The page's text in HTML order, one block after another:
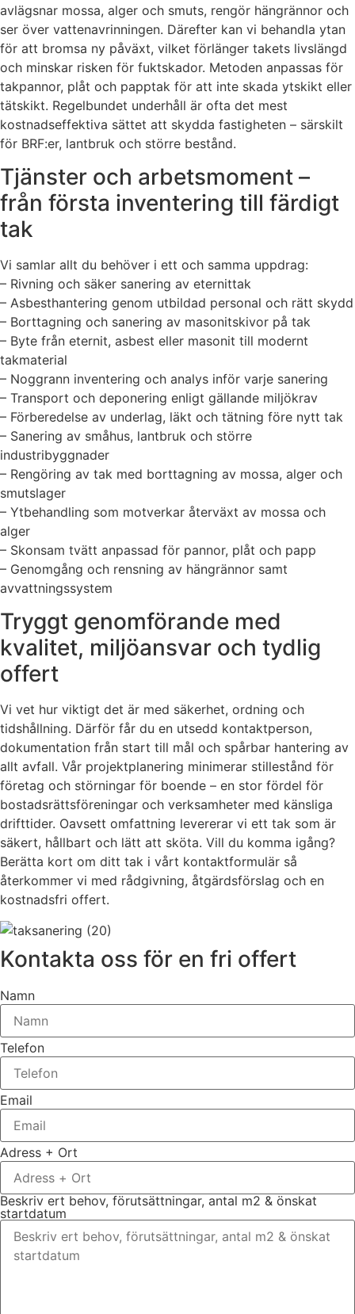
avlägsnar mossa, alger och smuts, rengör hängrännor och
ser över vattenavrinningen. Därefter kan vi behandla ytan
för att bromsa ny påväxt, vilket förlänger takets livslängd
och minskar risken för fuktskador. Metoden anpassas för
takpannor, plåt och papptak för att inte skada ytskikt eller
tätskikt. Regelbundet underhåll är ofta det mest
kostnadseffektiva sättet att skydda fastigheten – särskilt
för BRF:er, lantbruk och större bestånd.
Tjänster och arbetsmoment –
från första inventering till färdigt
tak
Vi samlar allt du behöver i ett och samma uppdrag:
– Rivning och säker sanering av eternittak
– Asbesthantering genom utbildad personal och rätt skydd
– Borttagning och sanering av masonitskivor på tak
– Byte från eternit, asbest eller masonit till modernt
takmaterial
– Noggrann inventering och analys inför varje sanering
– Transport och deponering enligt gällande miljökrav
– Förberedelse av underlag, läkt och tätning före nytt tak
– Sanering av småhus, lantbruk och större
industribyggnader
– Rengöring av tak med borttagning av mossa, alger och
smutslager
– Ytbehandling som motverkar återväxt av mossa och
alger
– Skonsam tvätt anpassad för pannor, plåt och papp
– Genomgång och rensning av hängrännor samt
avvattningssystem
Tryggt genomförande med
kvalitet, miljöansvar och tydlig
offert
Vi vet hur viktigt det är med säkerhet, ordning och
tidshållning. Därför får du en utsedd kontaktperson,
dokumentation från start till mål och spårbar hantering av
allt avfall. Vår projektplanering minimerar stillestånd för
företag och störningar för boende – en stor fördel för
bostadsrättsföreningar och verksamheter med känsliga
drifttider. Oavsett omfattning levererar vi ett tak som är
säkert, hållbart och lätt att sköta. Vill du komma igång?
Berätta kort om ditt tak i vårt kontaktformulär så
återkommer vi med rådgivning, åtgärdsförslag och en
kostnadsfri offert.
Kontakta oss för en fri offert
Namn
Telefon
Email
Adress + Ort
Beskriv ert behov, förutsättningar, antal m2 & önskat
startdatum